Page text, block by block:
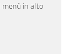
menù in alto